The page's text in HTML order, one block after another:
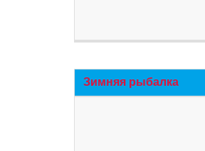
Зимняя рыбалка